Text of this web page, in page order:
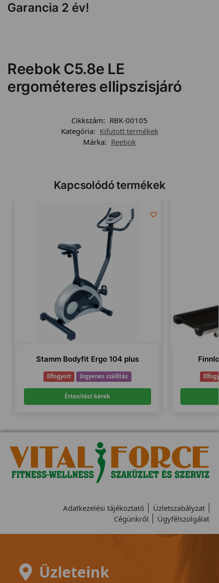
Garancia 2 év!
Reebok C5.8e LE
ergométeres ellipszisjáró
Cikkszám: RBK-00105
Kategória: Kifutott termékek
Márka: Reebok
Kapcsolódó termékek
Stamm Bodyfit Ergo 104 plus
Elfogyott Ingyenes szállítás
Értesítést kérek
Adatkezelési tájékoztató
Üzletszabályzat
Cégünkről
Ügyfélszolgálat
Üzleteink